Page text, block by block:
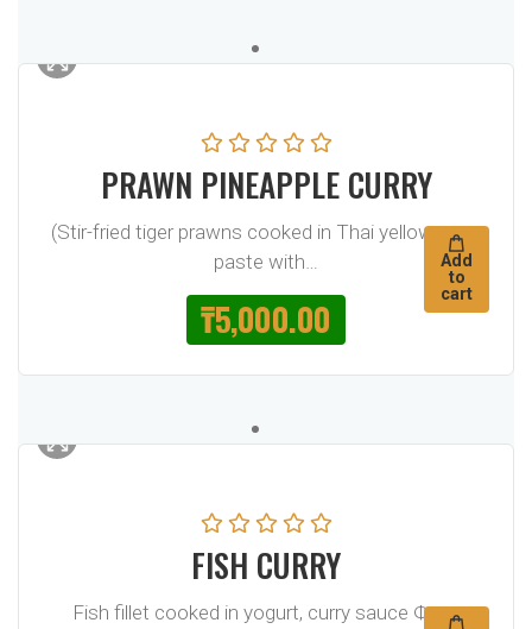
PRAWN PINEAPPLE CURRY
(Stir-fried tiger prawns cooked in Thai yellow curry
paste with…
₸5,000.00
Add
to
cart
FISH CURRY
Fish fillet cooked in yogurt, curry sauce Филе